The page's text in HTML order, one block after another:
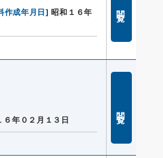
作成年月日] 昭和１６年
６年０２月１３日